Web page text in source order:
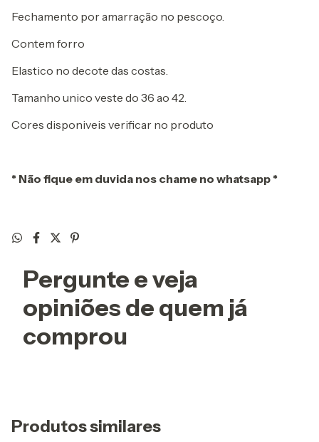
Fechamento por amarração no pescoço.
Contem forro
Elastico no decote das costas.
Tamanho unico veste do 36 ao 42.
Cores disponiveis verificar no produto
* Não fique em duvida nos chame no whatsapp *
Pergunte e veja
opiniões de quem já
comprou
Produtos similares